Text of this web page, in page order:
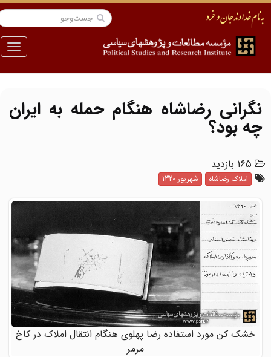
منو
نگرانی رضاشاه هنگام حمله به ایران
چه بود؟
165 بازدید
املاک رضاشاه شهریور 1320
خشک کن مورد استفاده رضا پهلوی هنگام انتقال املاک در کاخ
مرمر